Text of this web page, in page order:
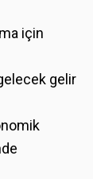
için
gelir